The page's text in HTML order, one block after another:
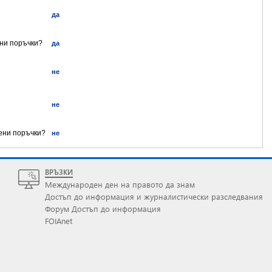
да
поръчки? да
не
не
поръчки? не
ВРЪЗКИ
Международен ден на правото да знам
Достъп до информация и журналистически разследвания
Форум Достъп до информация
FOIAnet